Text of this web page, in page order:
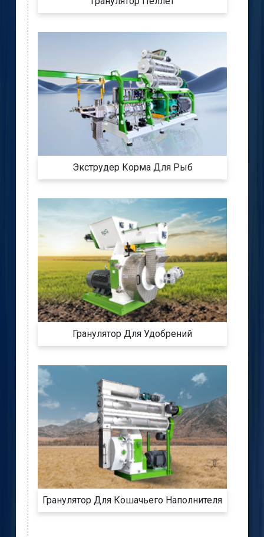
Экструдер Корма Для Рыб
Гранулятор Для Удобрений
Гранулятор Для Кошачьего Наполнителя